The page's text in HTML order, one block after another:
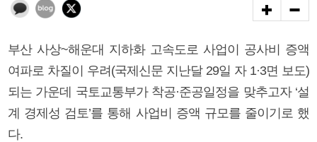
부산 사상~해운대 지하화 고속도로 사업이 공사비 증액
여파로 차질이 우려(국제신문 지난달 29일 자 1·3면 보도)
되는 가운데 국토교통부가 착공·준공일정을 맞추고자 ‘설
계 경제성 검토’를 통해 사업비 증액 규모를 줄이기로 했
다.